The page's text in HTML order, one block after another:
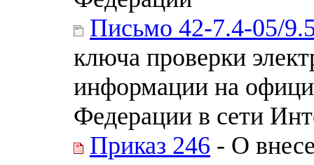
Письмо 42-7.4-05/
ключа проверки
информации на
Федерации в сети
Приказ 246 - О